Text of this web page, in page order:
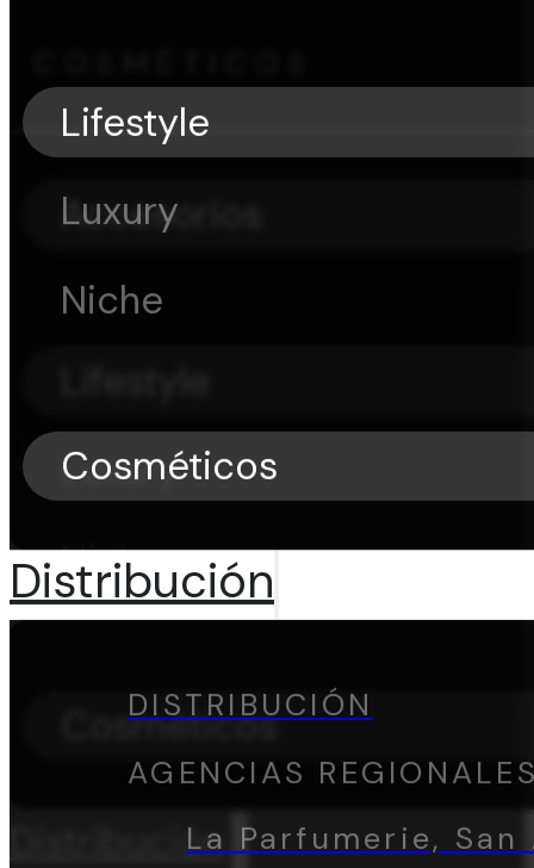
Accesorios
Luxury
Niche
Cosméticos
Distribución
Lifestyle
Luxury
Niche
Cosméticos
Distribución
DISTRIBUCIÓN
AGENCIAS
La Parfumerie,